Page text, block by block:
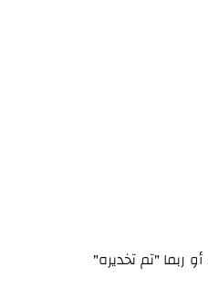
ربما "تم تخديره"